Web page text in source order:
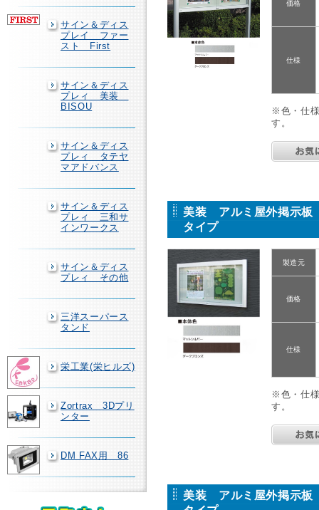
サイン＆ディス
プレイ ファー
スト First
サイン＆ディス
プレィ 美装
BISOU
サイン＆ディス
プレィ タテヤ
マアドバンス
サイン＆ディス
プレィ 三和サ
インワークス
サイン＆ディス
プレィ その他
三洋スーパース
タンド
栄工業(栄ヒルズ)
Zortrax 3Dプリ
ンター
DM FAX用 86
価格
仕様
※色・仕
す。
美装 アルミ屋外掲示
タイプ
製造元
価格
仕様
※色・仕
す。
美装 アルミ屋外掲示